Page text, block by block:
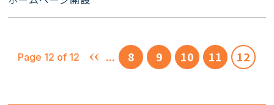
Page 12 of 12 « ... 8 9 10 11 12